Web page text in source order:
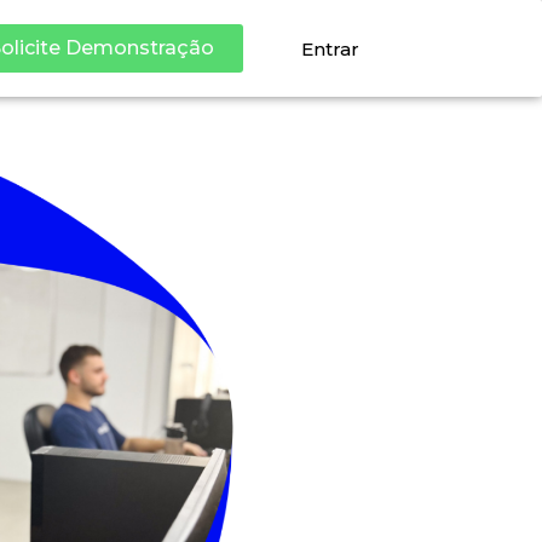
Demonstração Entrar